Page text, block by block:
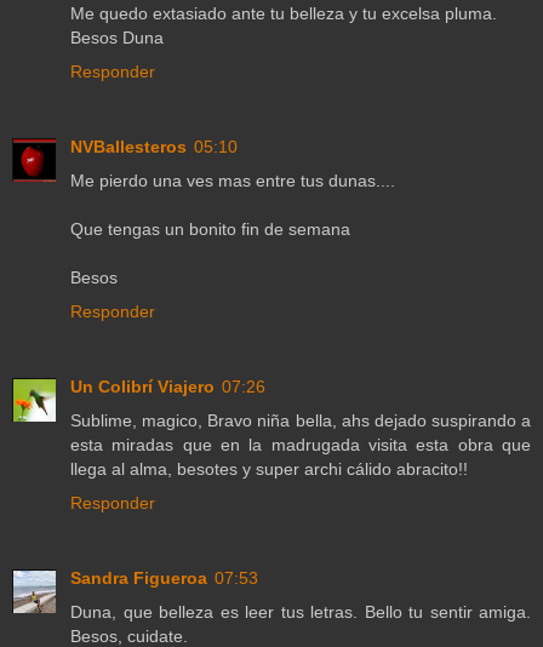
Me quedo extasiado ante tu belleza y tu excelsa pluma.
Besos Duna
Responder
NVBallesteros 05:10
Me pierdo una ves mas entre tus dunas....
Que tengas un bonito fin de semana
Besos
Responder
Un Colibrí Viajero 07:26
Sublime, magico, Bravo niña bella, ahs dejado suspirando a
esta miradas que en la madrugada visita esta obra que
llega al alma, besotes y super archi cálido abracito!!
Responder
Sandra Figueroa 07:53
Duna, que belleza es leer tus letras. Bello tu sentir amiga.
Besos, cuidate.